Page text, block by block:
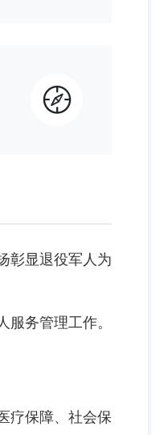
彰显退役军人为
务管理工作。
疗保障、社会保